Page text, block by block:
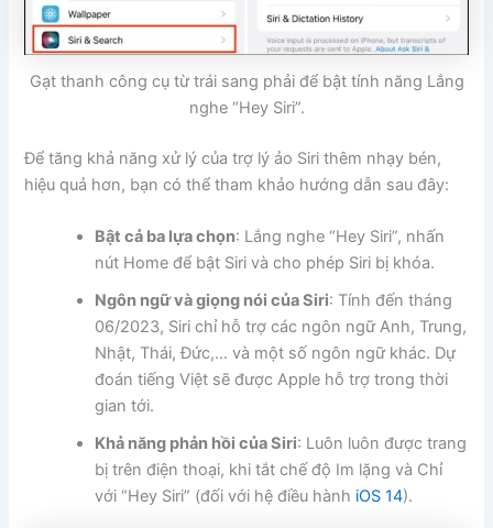
Gạt thanh công cụ từ trái sang phải để bật tính năng Lắng
nghe “Hey Siri”.
Để tăng khả năng xử lý của trợ lý ảo Siri thêm nhạy bén,
hiệu quả hơn, bạn có thể tham khảo hướng dẫn sau đây:
Bật cả ba lựa chọn: Lắng nghe “Hey Siri”, nhấn
nút Home để bật Siri và cho phép Siri bị khóa.
Ngôn ngữ và giọng nói của Siri: Tính đến tháng
06/2023, Siri chỉ hỗ trợ các ngôn ngữ Anh, Trung,
Nhật, Thái, Đức,… và một số ngôn ngữ khác. Dự
đoán tiếng Việt sẽ được Apple hỗ trợ trong thời
gian tới.
Khả năng phản hồi của Siri: Luôn luôn được trang
bị trên điện thoại, khi tắt chế độ Im lặng và Chỉ
với “Hey Siri” (đối với hệ điều hành iOS 14).